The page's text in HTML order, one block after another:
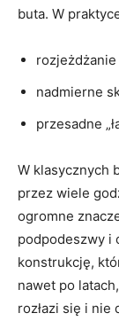
buta. W
nadmierne
przesadne
W klasycznych
przez wiele
ogromne
podpodeszwy i
konstrukcję,
nawet po
rozłazi się i